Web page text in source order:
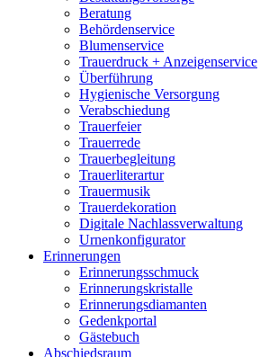
Beratung
Behördenservice
Blumenservice
Trauerdruck + Anzeigenservice
Überführung
Hygienische Versorgung
Verabschiedung
Trauerfeier
Trauerrede
Trauerbegleitung
Trauerliterartur
Trauermusik
Trauerdekoration
Digitale Nachlassverwaltung
Urnenkonfigurator
Erinnerungen
Erinnerungsschmuck
Erinnerungskristalle
Erinnerungsdiamanten
Gedenkportal
Gästebuch
Abschiedsraum